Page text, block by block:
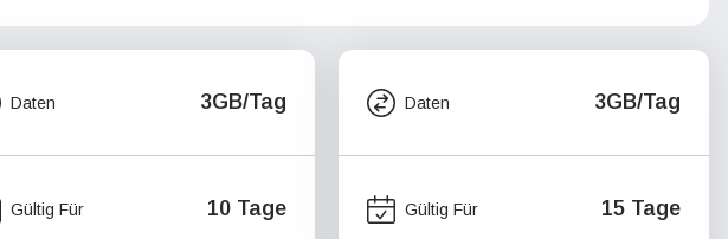
Daten 3GB/Tag
Gültig Für 10 Tage
Daten 3GB/Tag
Gültig Für 15 Tage